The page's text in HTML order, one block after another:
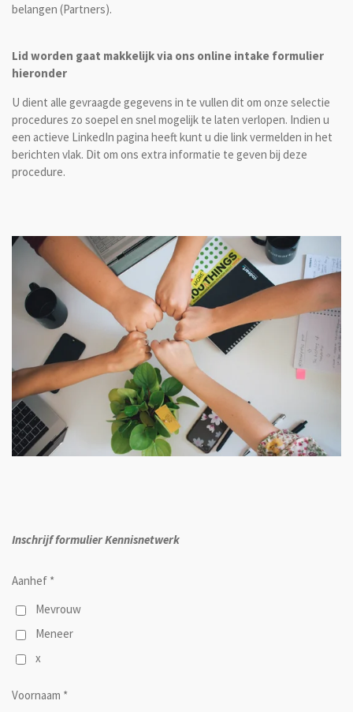
belangen (Partners).
Lid worden gaat makkelijk via ons online intake formulier
hieronder
U dient alle gevraagde gegevens in te vullen dit om onze selectie
procedures zo soepel en snel mogelijk te laten verlopen. Indien u
een actieve LinkedIn pagina heeft kunt u die link vermelden in het
berichten vlak. Dit om ons extra informatie te geven bij deze
procedure.
Inschrijf formulier Kennisnetwerk
Aanhef *
Mevrouw
Meneer
x
Voornaam *